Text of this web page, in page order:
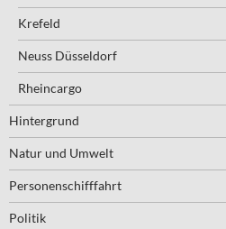
Krefeld
Neuss Düsseldorf
Rheincargo
Hintergrund
Natur und Umwelt
Personenschifffahrt
Politik